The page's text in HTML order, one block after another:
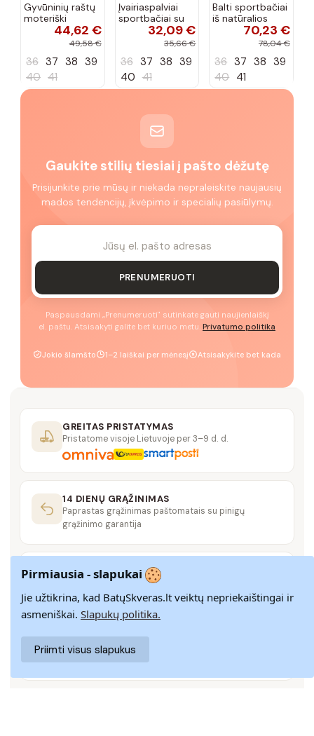
Gyvūninių raštų
moteriški
sportbačiai ant
Kamela
44,62 €
49,58 €
36 37 38 39
40 41
Įvairiaspalviai
sportbačiai su
blizgučiais32,09 €
35,66 €
36 37 38 39
40 41
Balti sportbačiai
iš natūralios
odos Cambell
70,23 €
78,04 €
36 37 38 39
40 41
Gaukite stilių tiesiai į pašto dėžutę
Prisijunkite prie mūsų ir niekada nepraleiskite naujausių
mados tendencijų, įkvėpimo ir specialių pasiūlymų.
PRENUMERUOTI
Paspausdami „Prenumeruoti" sutinkate gauti naujienlaiškį
el. paštu. Atsisakyti galite bet kuriuo metu. Privatumo politika
Jokio šlamšto 1–2 laiškai per mėnesį Atsisakykite bet kada
GREITAS PRISTATYMAS
Pristatome visoje Lietuvoje per 3–9 d. d.
14 DIENŲ GRĄŽINIMAS
Paprastas grąžinimas paštomatais su pinigų
grąžinimo garantija
SAUGUS MOKĖJIMAS
SSL šifravimas užtikrina aukščiausią jūsų duomenų
saugumo lygį
Rašykite mumsinfo@batuskveras.lt
Pirmiausia - slapukai
Jie užtikrina, kad BatųSkveras.lt veiktų nepriekaištingai ir
asmeniškai. Slapukų politika.
Priimti visus slapukus